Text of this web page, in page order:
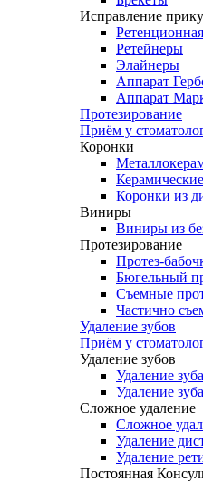
Исправление
Ретейнеры
Элайнеры
Аппарат
Аппарат
Протезирование
Приём у
Коронки
Коронки из
Виниры
Виниры из
Протезирование
Протез-
Бюгельный
Съемные
Частично
Удаление зубов
Приём у
Удаление зубов
Удаление зуба
Удаление
Сложное удаление
Сложное
Удаление
Удаление
Постоянная